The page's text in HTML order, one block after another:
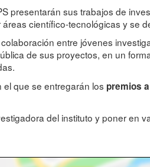
presentarán sus trabajos de
científico-tecnológicas y se
entre jóvenes
de sus proyectos, en un
que se entregarán los premios
del instituto y poner en